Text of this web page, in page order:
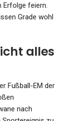
feiern.
Grade wohl
alles
Fußball-EM der
nach